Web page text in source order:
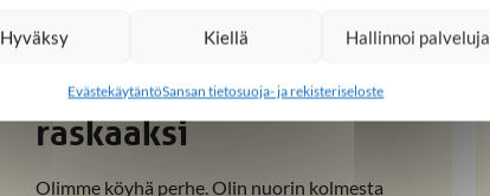
Hyväksy Kiellä Hallinnoi palveluja
EvästekäytäntöSansan tietosuoja- ja rekisteriseloste
Tulin raiskatuksi ja
raskaaksi
Olimme köyhä perhe. Olin nuorin kolmesta